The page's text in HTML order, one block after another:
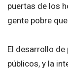
puertas de los
gente pobre
El desarrollo
públicos, y la